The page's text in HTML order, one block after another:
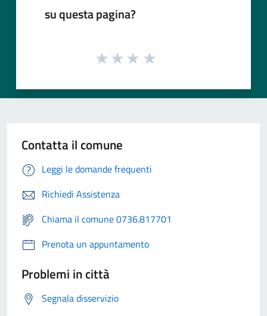
su questa pagina?
Contatta il comune
Leggi le domande frequenti
Richiedi Assistenza
Chiama il comune 0736.817701
Prenota un appuntamento
Problemi in città
Segnala disservizio